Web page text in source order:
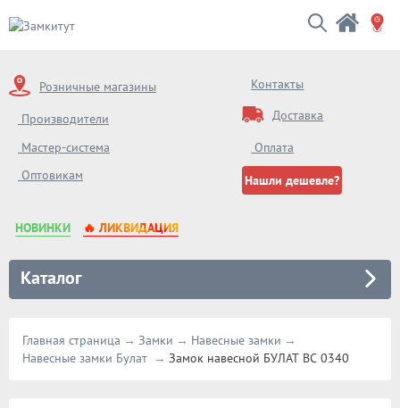
Розничные магазины
Производители
Мастер-система
Оптовикам
Контакты
Доставка
Оплата
Нашли дешевле?
НОВИНКИ 🔥 ЛИКВИДАЦИЯ
Каталог
Главная страница Замки
Навесные замки
Навесные замки Булат
Замок навесной БУЛАТ ВС 0340